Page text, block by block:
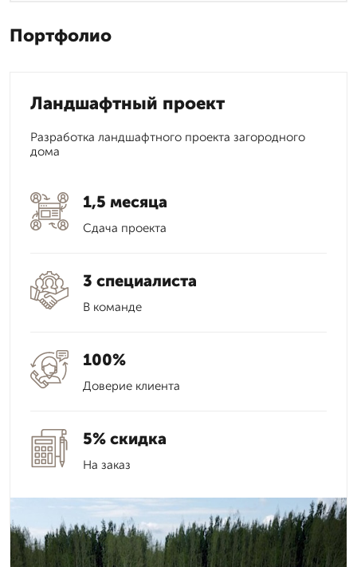
Портфолио
Ландшафтный проект
Разработка ландшафтного проекта загородного
дома
1,5 месяца
Сдача проекта
3 специалиста
В команде
100%
Доверие клиента
5% скидка
На заказ